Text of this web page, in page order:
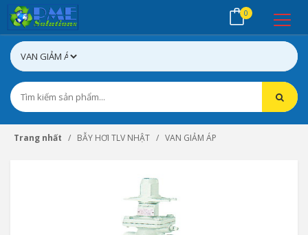
0
Trang nhất BẪY HƠI TLV NHẬT VAN GIẢM ÁP